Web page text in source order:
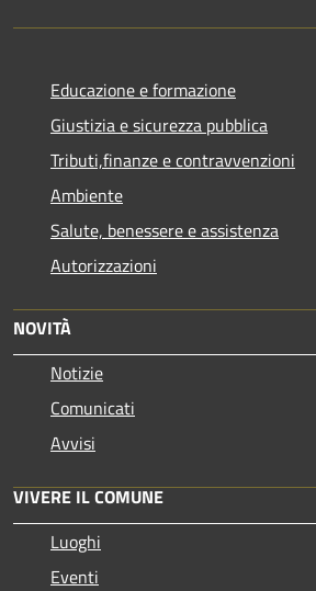
Educazione e formazione
Giustizia e sicurezza pubblica
Tributi,finanze e contravvenzioni
Ambiente
Salute, benessere e assistenza
Autorizzazioni
NOVITÀ
Notizie
Comunicati
Avvisi
VIVERE IL COMUNE
Luoghi
Eventi